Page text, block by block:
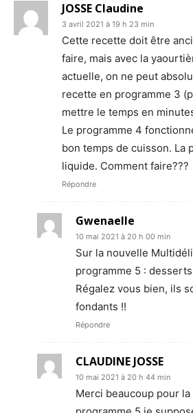
JOSSE Claudine
3 avril 2021 à 19 h 23 min
Cette recette doit être
faire, mais avec la
actuelle, on ne peut
recette en programme 3
mettre le temps en
Le programme 4
bon temps de cuisson. La
liquide. Comment faire???
Répondre
Gwenaelle
10 mai 2021 à 20 h 00 min
Sur la nouvelle
programme 5 :
Régalez vous bien, ils
fondants !!
Répondre
CLAUDINE JOSSE
10 mai 2021 à 20 h 44 min
Merci beaucoup pour la